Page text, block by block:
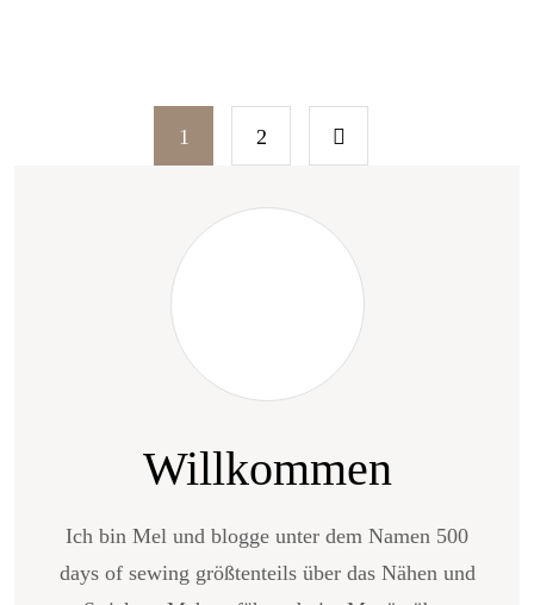
der
Beiträge
1 2
Willkommen
Ich bin Mel und blogge unter dem Namen 500
days of sewing größtenteils über das Nähen und